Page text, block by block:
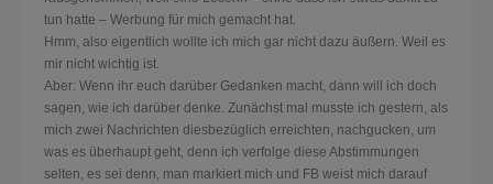
tun hatte – Werbung für mich gemacht hat.
Hmm, also eigentlich wollte ich mich gar nicht dazu äußern. Weil es
mir nicht wichtig ist.
Aber: Wenn ihr euch darüber Gedanken macht, dann will ich doch
sagen, wie ich darüber denke. Zunächst mal musste ich gestern, als
mich zwei Nachrichten diesbezüglich erreichten, nachgucken, um
was es überhaupt geht, denn ich verfolge diese Abstimmungen
selten, es sei denn, man markiert mich und FB weist mich darauf